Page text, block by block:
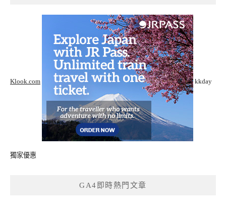
Klook.com kkday
獨家優惠
GA4即時熱門文章